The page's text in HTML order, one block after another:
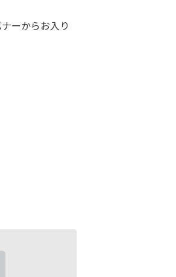
ーからお入り